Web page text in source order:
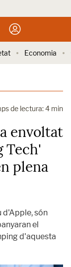
Economia
de lectura: 4 min
envoltat
Tech'
plena
d'Apple, són
el
d'aquesta